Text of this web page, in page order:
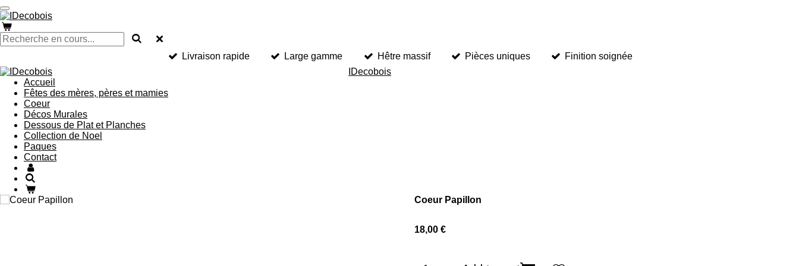
Passer
au
contenu
principal
Livraison rapide
Large gamme Hêtre massif Pièces uniques
Finition soignée
IDecobois
Accueil
Fêtes des mères, pères et mamies
Coeur
Décos Murales
Dessous de Plat et Planches
Collection de Noel
Paques
Contact
Coeur Papillon
18,00 €